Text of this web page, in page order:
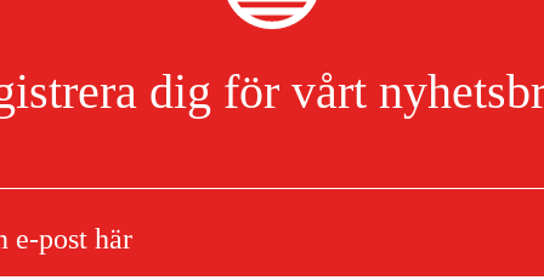
dig för vårt